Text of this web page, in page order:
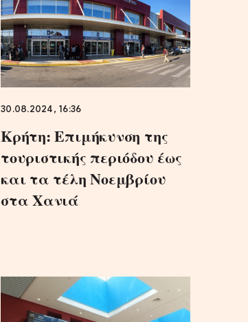
30.08.2024, 16:36
Κρήτη: Επιμήκυνση της
τουριστικής περιόδου έως
και τα τέλη Νοεμβρίου
στα Χανιά